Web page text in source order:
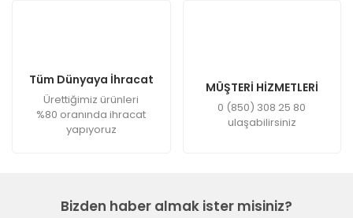
Tüm Dünyaya İhracat
Ürettiğimiz ürünleri
%80 oranında ihracat
yapıyoruz
MÜŞTERİ HİZMETLERİ
0 (850) 308 25 80
ulaşabilirsiniz
Bizden haber almak ister misiniz?